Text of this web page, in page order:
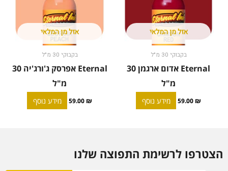
אזל מן המלאי
בקבוקי 30 מ"ל
Eternal אדום ארגמן 30
מ"ל
59.00 ₪ מידע נוסף
אזל מן המלאי
בקבוקי 30 מ"ל
Eternal אפרסק ג'ורג'יה 30
מ"ל
59.00 ₪ מידע נוסף
הצטרפו לרשימת התפוצה שלנו